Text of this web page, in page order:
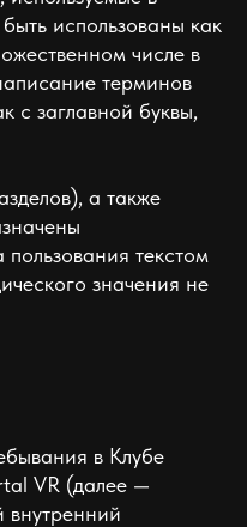
использованы как
числе в
терминов
с заглавной буквы,
а также
текстом
значения не
в Клубе
VR (далее —
внутренний